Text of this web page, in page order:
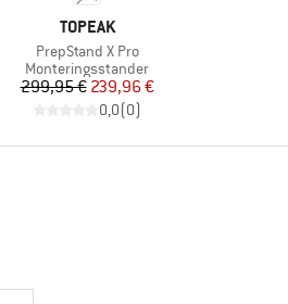
MÆRKE
TOPEAK
Artikel
PrepStand X Pro
Produktgruppe
Monteringsstander
Pris
299,95 €Nedsat pris
239,96 €
0,0(0)